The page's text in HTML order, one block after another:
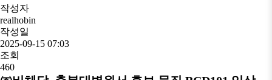
작성자
realhobin
작성일
2025-09-15 07:03
조회
460